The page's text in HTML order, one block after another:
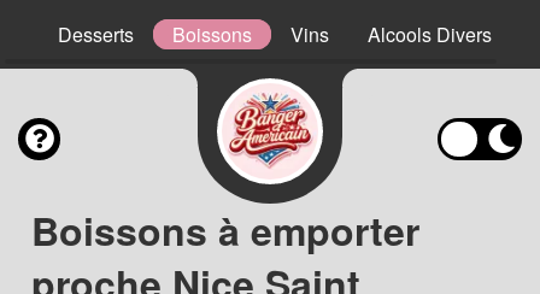
Desserts Boissons Vins Alcools Divers
Boissons à emporter